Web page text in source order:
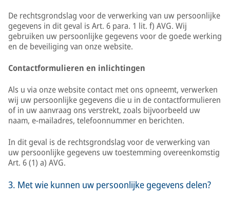
De rechtsgrondslag voor de verwerking van uw persoonlijke
gegevens in dit geval is Art. 6 para. 1 lit. f) AVG. Wij
gebruiken uw persoonlijke gegevens voor de goede werking
en de beveiliging van onze website.
Contactformulieren en inlichtingen
Als u via onze website contact met ons opneemt, verwerken
wij uw persoonlijke gegevens die u in de contactformulieren
of in uw aanvraag ons verstrekt, zoals bijvoorbeeld uw
naam, e-mailadres, telefoonnummer en berichten.
In dit geval is de rechtsgrondslag voor de verwerking van
uw persoonlijke gegevens uw toestemming overeenkomstig
Art. 6 (1) a) AVG.
3. Met wie kunnen uw persoonlijke gegevens delen?